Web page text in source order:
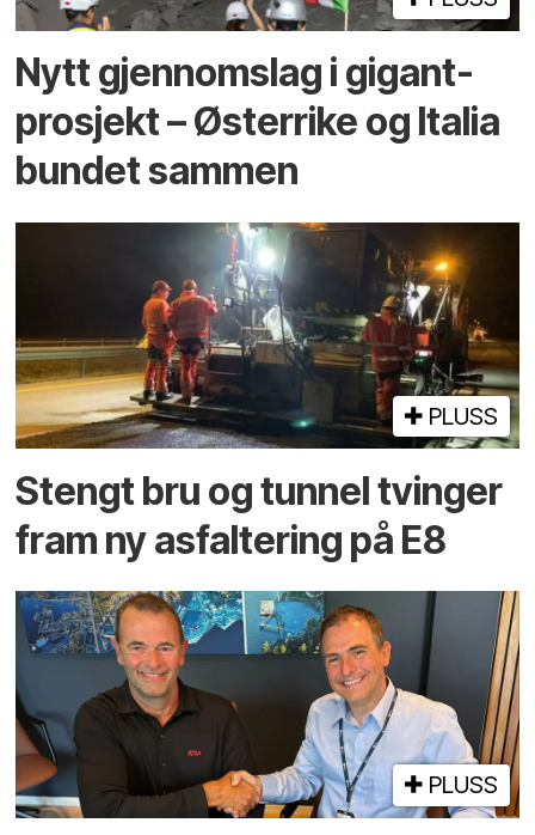
Nytt gjennomslag i gigant­
prosjekt – Østerrike og Italia
bundet sammen
PLUSS
Stengt bru og tunnel tvinger
fram ny asfaltering på E8
PLUSS